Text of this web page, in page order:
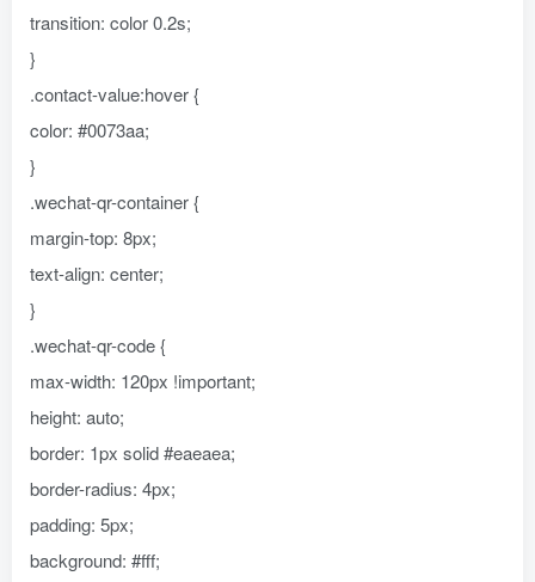
transition: color 0.2s;
}
.contact-value:hover {
color: #0073aa;
}
.wechat-qr-container {
margin-top: 8px;
text-align: center;
}
.wechat-qr-code {
max-width: 120px !important;
height: auto;
border: 1px solid #eaeaea;
border-radius: 4px;
padding: 5px;
background: #fff;